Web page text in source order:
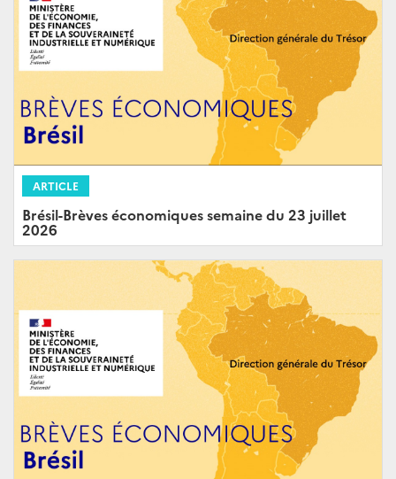
ARTICLE
Brésil-Brèves économiques semaine du 23 juillet
2026